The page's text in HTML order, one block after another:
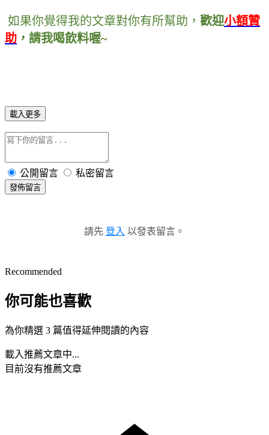
如果你覺得我的文章對你有所幫助 ， 歡迎小額贊
助 ， 請我喝飲料喔~
載入更多
公開留言 私密留言
發佈留言
請先 登入 以發表留言。
Recommended
你可能也喜歡
為你精選 3 篇值得延伸閱讀的內容
載入推薦文章中...
目前沒有推薦文章